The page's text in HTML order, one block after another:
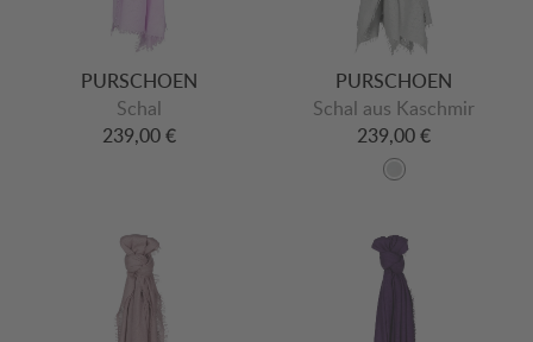
PURSCHOEN
Schal
239,00 €
PURSCHOEN
Schal aus Kaschmir
239,00 €